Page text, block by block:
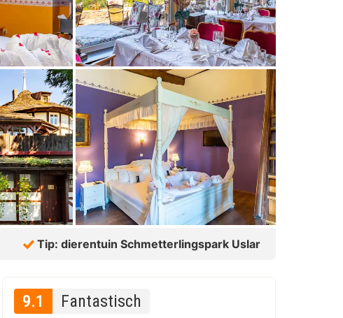
Tip: dierentuin Schmetterlingspark Uslar
9.1 Fantastisch